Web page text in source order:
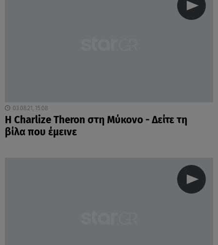
03.08.21, 15:08
Η Charlize Theron στη Μύκονο - Δείτε τη
βίλα που έμεινε